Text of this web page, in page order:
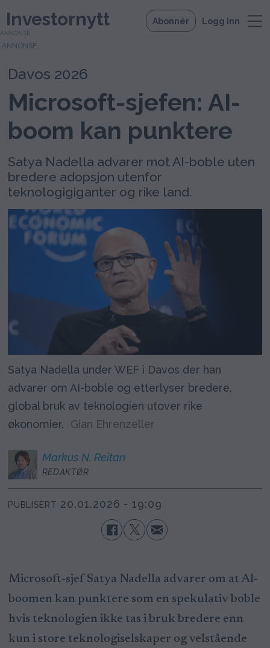
Investornytt Abonnér Logg inn
ANNONSE
Davos 2026
Microsoft-sjefen: AI-
boom kan punktere
Satya Nadella advarer mot AI-boble uten
bredere adopsjon utenfor
teknologigiganter og rike land.
Satya Nadella under WEF i Davos der han
advarer om AI-boble og etterlyser bredere,
global bruk av teknologien utover rike
økonomier.
Gian Ehrenzeller
Markus N. Reitan
REDAKTØR
PUBLISERT 20.01.2026 - 19:09
Microsoft-sjef Satya Nadella advarer om at AI-
boomen kan punktere som en spekulativ boble
hvis teknologien ikke tas i bruk bredere enn
kun i store teknologiselskaper og velstående